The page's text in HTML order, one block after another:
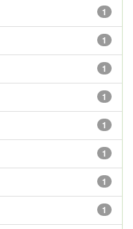
1
1
1
1
1
1
1
1